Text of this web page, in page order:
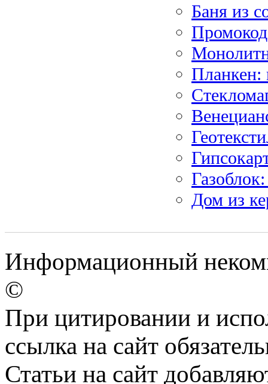
Баня из
Планкен:
Дом из
Информационный
©
При цитировании и
ссылка на сайт
Статьи на сайт